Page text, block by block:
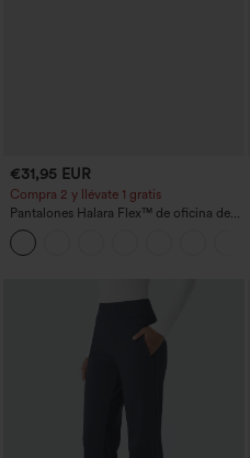
€31,95 EUR
Compra 2 y llévate 1 gratis
Pantalones Halara Flex™ de oficina de
tiro alto ligeramente acampanados con
bolsillos